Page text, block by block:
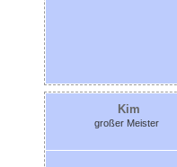
Kim
großer Meister